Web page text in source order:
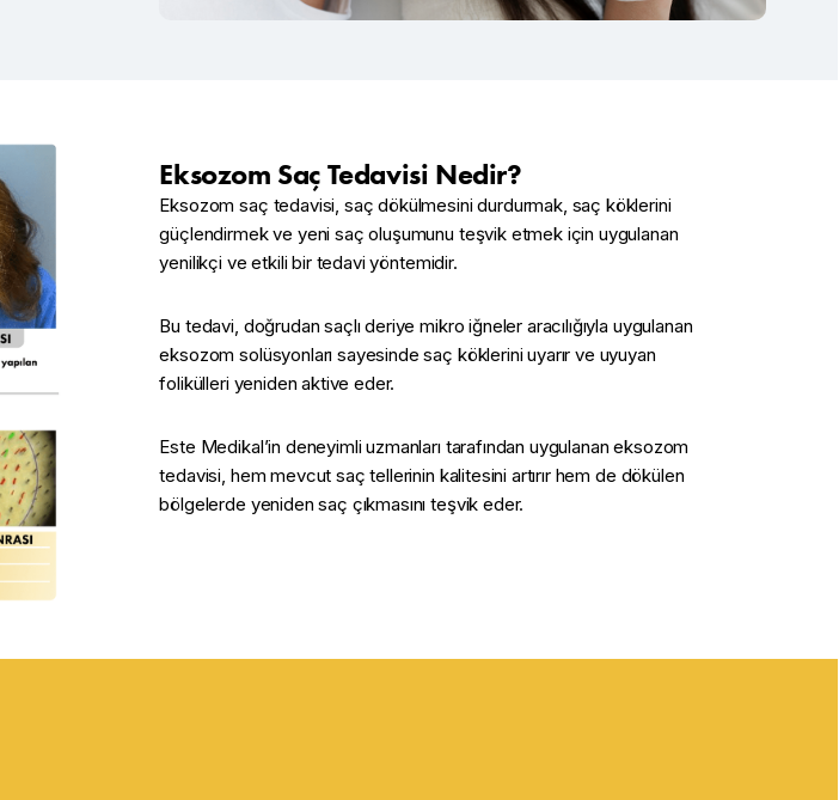
Eksozom Saç Tedavisi Nedir?
Eksozom saç tedavisi, saç dökülmesini durdurmak, saç köklerini
güçlendirmek ve yeni saç oluşumunu teşvik etmek için uygulanan
yenilikçi ve etkili bir tedavi yöntemidir.
Bu tedavi, doğrudan saçlı deriye mikro iğneler aracılığıyla uygulanan
eksozom solüsyonları sayesinde saç köklerini uyarır ve uyuyan
folikülleri yeniden aktive eder.
Este Medikal’in deneyimli uzmanları tarafından uygulanan eksozom
tedavisi, hem mevcut saç tellerinin kalitesini artırır hem de dökülen
bölgelerde yeniden saç çıkmasını teşvik eder.